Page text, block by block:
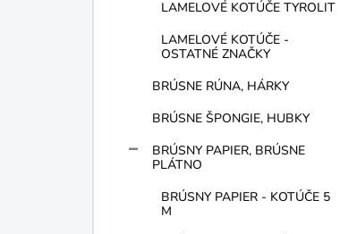
LAMELOVÉ KOTÚČE TYROLIT
LAMELOVÉ KOTÚČE -
OSTATNÉ ZNAČKY
BRÚSNE RÚNA, HÁRKY
BRÚSNE ŠPONGIE, HUBKY
BRÚSNY PAPIER, BRÚSNE
PLÁTNO
BRÚSNY PAPIER - KOTÚČE 5
M